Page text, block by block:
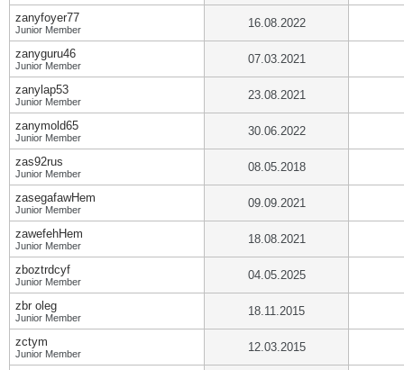
zanyfoyer77
Junior Member 16.08.2022
zanyguru46
Junior Member 07.03.2021
zanylap53
Junior Member 23.08.2021
zanymold65
Junior Member 30.06.2022
zas92rus
Junior Member 08.05.2018
zasegafawHem
Junior Member 09.09.2021
zawefehHem
Junior Member 18.08.2021
zboztrdcyf
Junior Member 04.05.2025
zbr oleg
Junior Member 18.11.2015
zctym
Junior Member 12.03.2015